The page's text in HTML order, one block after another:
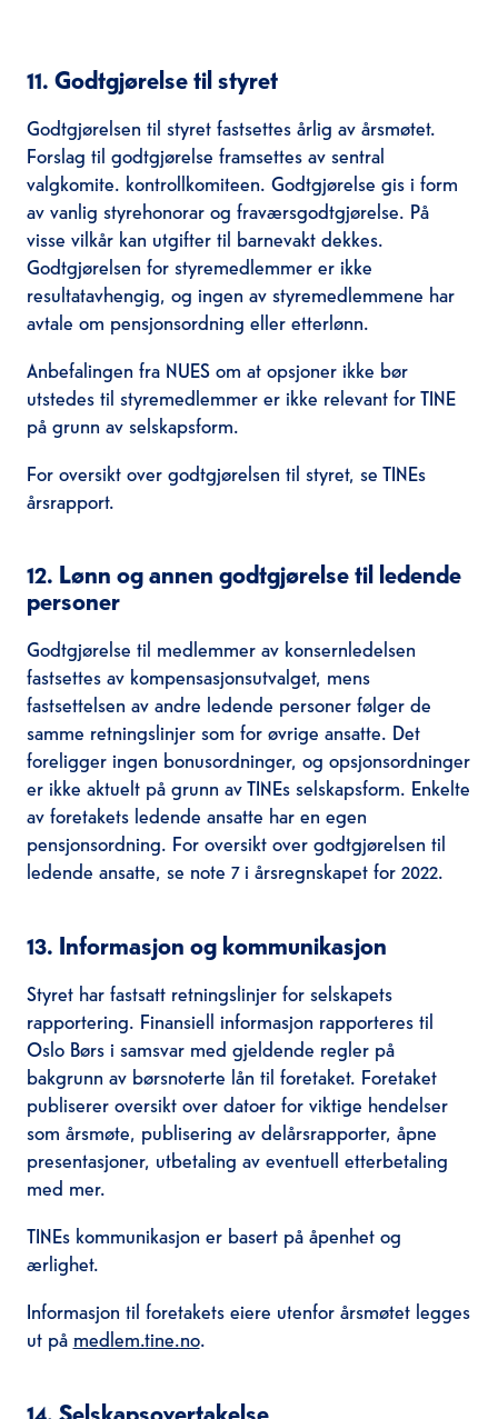
11. Godtgjørelse til styret
Godtgjørelsen til styret fastsettes årlig av årsmøtet.
Forslag til godtgjørelse framsettes av sentral
valgkomite. kontrollkomiteen. Godtgjørelse gis i form
av vanlig styrehonorar og fraværsgodtgjørelse. På
visse vilkår kan utgifter til barnevakt dekkes.
Godtgjørelsen for styremedlemmer er ikke
resultatavhengig, og ingen av styremedlemmene har
avtale om pensjonsordning eller etterlønn.
Anbefalingen fra NUES om at opsjoner ikke bør
utstedes til styremedlemmer er ikke relevant for TINE
på grunn av selskapsform.
For oversikt over godtgjørelsen til styret, se TINEs
årsrapport.
12. Lønn og annen godtgjørelse til ledende
personer
Godtgjørelse til medlemmer av konsernledelsen
fastsettes av kompensasjonsutvalget, mens
fastsettelsen av andre ledende personer følger de
samme retningslinjer som for øvrige ansatte. Det
foreligger ingen bonusordninger, og opsjonsordninger
er ikke aktuelt på grunn av TINEs selskapsform. Enkelte
av foretakets ledende ansatte har en egen
pensjonsordning. For oversikt over godtgjørelsen til
ledende ansatte, se note 7 i årsregnskapet for 2022.
13. Informasjon og kommunikasjon
Styret har fastsatt retningslinjer for selskapets
rapportering. Finansiell informasjon rapporteres til
Oslo Børs i samsvar med gjeldende regler på
bakgrunn av børsnoterte lån til foretaket. Foretaket
publiserer oversikt over datoer for viktige hendelser
som årsmøte, publisering av delårsrapporter, åpne
presentasjoner, utbetaling av eventuell etterbetaling
med mer.
TINEs kommunikasjon er basert på åpenhet og
ærlighet.
Informasjon til foretakets eiere utenfor årsmøtet legges
ut på medlem.tine.no.
14. Selskapsovertakelse